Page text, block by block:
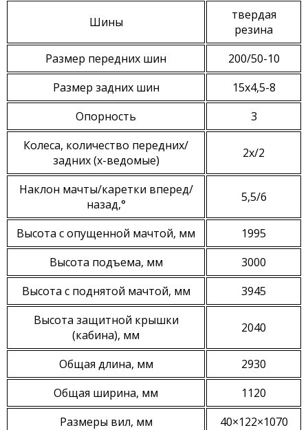
Шины
твердая
резина
Размер передних шин
200/50-10
Размер задних шин
15х4,5-8
Опорность
3
Колеса, количество передних/
задних (х-ведомые)
2х/2
Наклон мачты/каретки вперед/
назад,°
5,5/6
Высота с опущенной мачтой, мм
1995
Высота подъема, мм
3000
Высота с поднятой мачтой, мм
3945
Высота защитной крышки
(кабина), мм
2040
Общая длина, мм
2930
Общая ширина, мм
1120
Размеры вил, мм
40×122×1070